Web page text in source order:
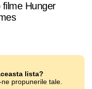
filme Hunger
lista?
propunerile tale.